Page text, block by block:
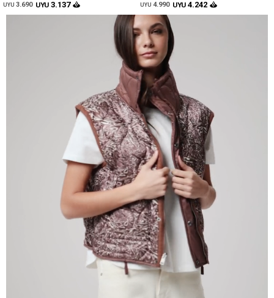
UYU 3.690 UYU 3.137
CHOCOLATE
UYU 4.990 UYU 4.242